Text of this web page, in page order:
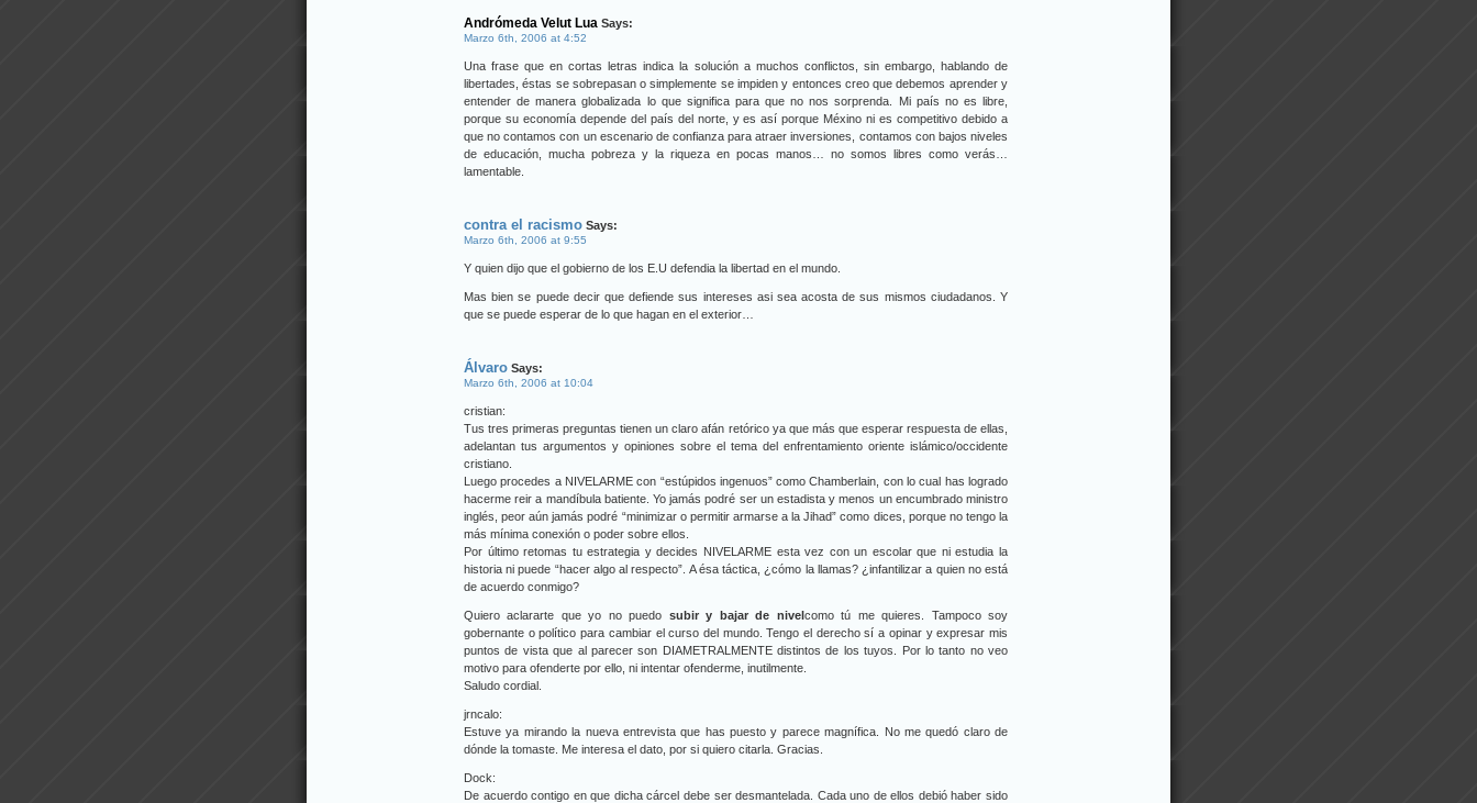
Andrómeda Velut Lua Says:
Marzo 6th, 2006 at 4:52
Una frase que en cortas letras indica la solución a muchos conflictos, sin embargo, hablando de
libertades, éstas se sobrepasan o simplemente se impiden y entonces creo que debemos aprender y
entender de manera globalizada lo que significa para que no nos sorprenda. Mi país no es libre,
porque su economía depende del país del norte, y es así porque Méxino ni es competitivo debido a
que no contamos con un escenario de confianza para atraer inversiones, contamos con bajos niveles
de educación, mucha pobreza y la riqueza en pocas manos… no somos libres como verás…
lamentable.
contra el racismo Says:
Marzo 6th, 2006 at 9:55
Y quien dijo que el gobierno de los E.U defendia la libertad en el mundo.
Mas bien se puede decir que defiende sus intereses asi sea acosta de sus mismos ciudadanos. Y
que se puede esperar de lo que hagan en el exterior…
Álvaro Says:
Marzo 6th, 2006 at 10:04
cristian:
Tus tres primeras preguntas tienen un claro afán retórico ya que más que esperar respuesta de ellas,
adelantan tus argumentos y opiniones sobre el tema del enfrentamiento oriente islámico/occidente
cristiano.
Luego procedes a NIVELARME con “estúpidos ingenuos” como Chamberlain, con lo cual has logrado
hacerme reir a mandíbula batiente. Yo jamás podré ser un estadista y menos un encumbrado ministro
inglés, peor aún jamás podré “minimizar o permitir armarse a la Jihad” como dices, porque no tengo la
más mínima conexión o poder sobre ellos.
Por último retomas tu estrategia y decides NIVELARME esta vez con un escolar que ni estudia la
historia ni puede “hacer algo al respecto”. A ésa táctica, ¿cómo la llamas? ¿infantilizar a quien no está
de acuerdo conmigo?
Quiero aclararte que yo no puedo subir y bajar de nivelcomo tú me quieres. Tampoco soy
gobernante o político para cambiar el curso del mundo. Tengo el derecho sí a opinar y expresar mis
puntos de vista que al parecer son DIAMETRALMENTE distintos de los tuyos. Por lo tanto no veo
motivo para ofenderte por ello, ni intentar ofenderme, inutilmente.
Saludo cordial.
jrncalo:
Estuve ya mirando la nueva entrevista que has puesto y parece magnífica. No me quedó claro de
dónde la tomaste. Me interesa el dato, por si quiero citarla. Gracias.
Dock:
De acuerdo contigo en que dicha cárcel debe ser desmantelada. Cada uno de ellos debió haber sido